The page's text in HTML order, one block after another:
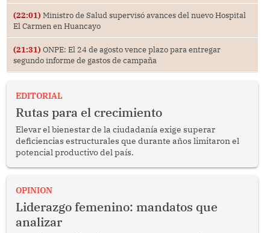
(22:01) Ministro de Salud supervisó avances del nuevo Hospital
El Carmen en Huancayo
(21:31) ONPE: El 24 de agosto vence plazo para entregar
segundo informe de gastos de campaña
EDITORIAL
Rutas para el crecimiento
Elevar el bienestar de la ciudadanía exige superar
deficiencias estructurales que durante años limitaron el
potencial productivo del país.
OPINION
Liderazgo femenino: mandatos que
analizar